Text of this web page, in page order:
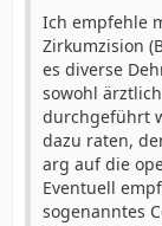
Ich empfehle
Zirkumzision
es diverse
sowohl
durchgeführt
dazu raten,
arg auf die
Eventuell
sogenanntes